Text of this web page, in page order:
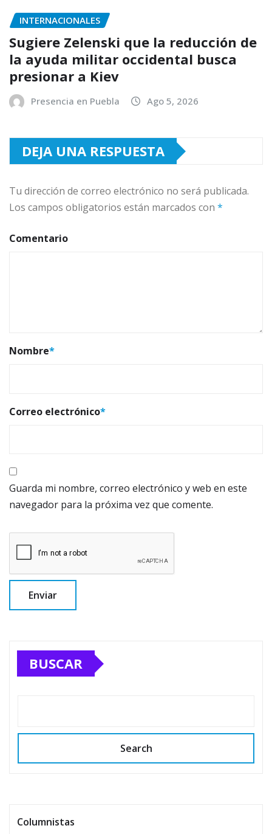
INTERNACIONALES
Sugiere Zelenski que la reducción de
la ayuda militar occidental busca
presionar a Kiev
Presencia en Puebla Ago 5, 2026
DEJA UNA RESPUESTA
Tu dirección de correo electrónico no será publicada.
Los campos obligatorios están marcados con *
Comentario
Nombre*
Correo electrónico*
Guarda mi nombre, correo electrónico y web en este
navegador para la próxima vez que comente.
BUSCAR
Search
Columnistas